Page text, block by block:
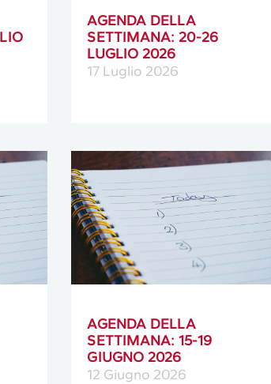
AGENDA DELLA
SETTIMANA: 20-26
LUGLIO 2026
17 Luglio 2026
AGENDA DELLA
SETTIMANA: 15-19
GIUGNO 2026
12 Giugno 2026